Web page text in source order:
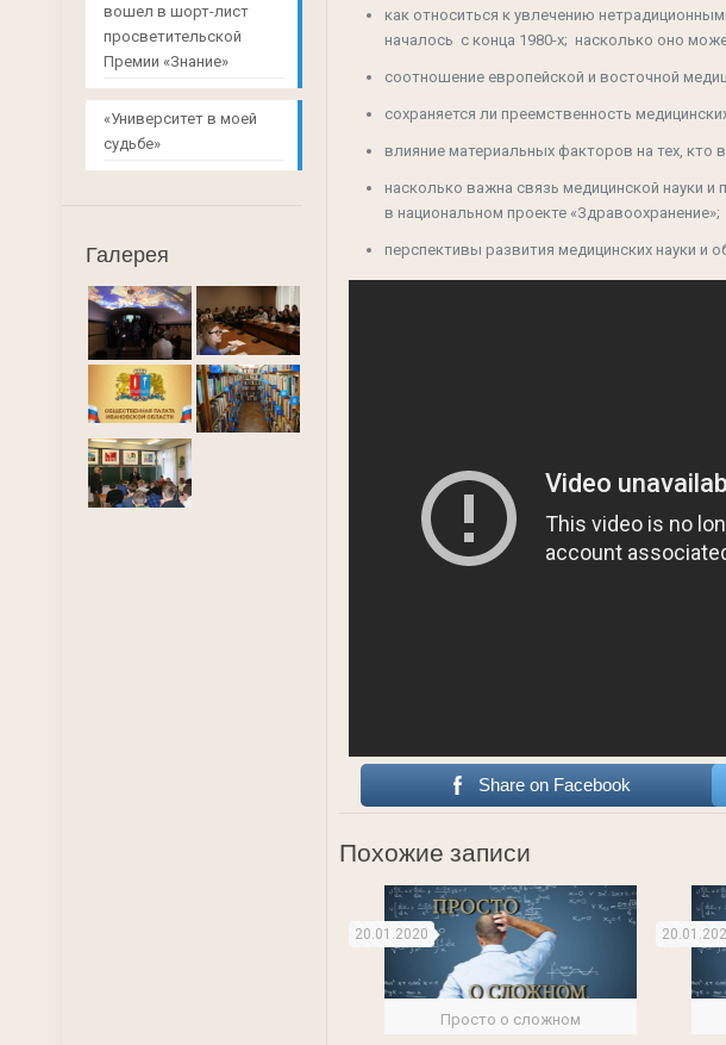
как относиться к увлечению
началось с конца 1980-х; насколько оно
соотношение европейской и восточной
сохраняется ли преемственность
влияние материальных факторов на тех, кто
насколько важна связь медицинской науки
в национальном проекте «Здравоохранение»;
перспективы развития медицинских науки и
Share on Facebook
Похожие записи
Просто о сложном
20.01.2020
вошел в шорт-лист
просветительской
Премии «Знание»
«Университет в моей
судьбе»
Галерея